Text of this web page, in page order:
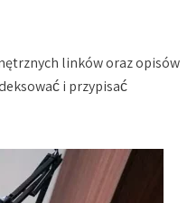
linków oraz opisów
i przypisać